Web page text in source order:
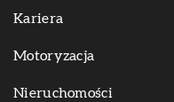
Kariera
Motoryzacja
Nieruchomości